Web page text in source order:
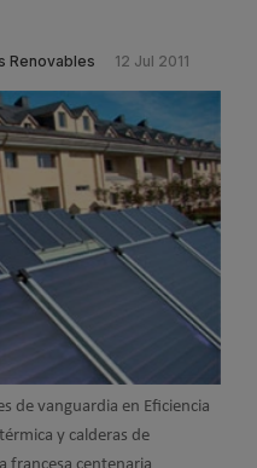
Renovables 12 Jul 2011
de vanguardia en Eficiencia
y calderas de